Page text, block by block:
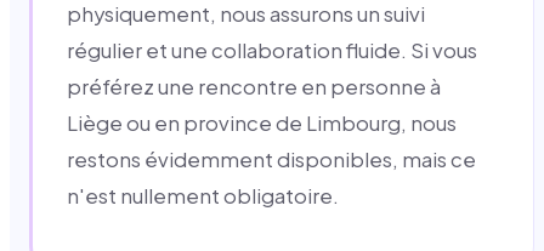
physiquement, nous assurons un suivi
régulier et une collaboration fluide. Si vous
préférez une rencontre en personne à
Liège ou en province de Limbourg, nous
restons évidemment disponibles, mais ce
n'est nullement obligatoire.